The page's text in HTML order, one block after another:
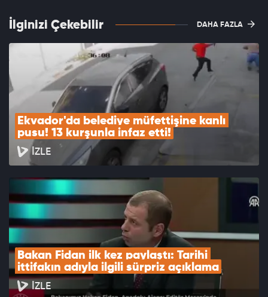
İlginizi Çekebilir DAHA FAZLA
Ekvador'da belediye müfettişine kanlı
pusu! 13 kurşunla infaz etti!
İZLE
Bakan Fidan ilk kez paylaştı: Tarihi
ittifakın adıyla ilgili sürpriz açıklama
İZLE